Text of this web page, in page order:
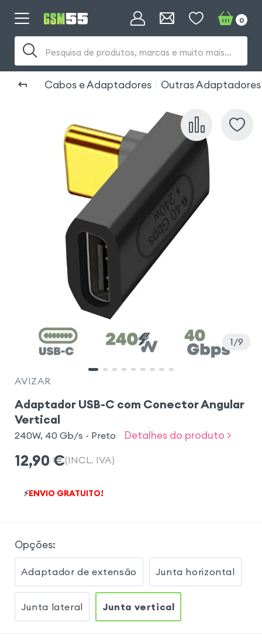
Pesquisa de produtos, marcas e muito mais...
0
Cabos e Adaptadores Outras Adaptadores
1 9
AVIZAR
Adaptador USB-C com Conector Angular
Vertical
240W, 40 Gb/s - Preto Detalhes do produto >
12,90 €(INCL. IVA)
⚡ENVIO GRATUITO!
Opções:
Adaptador de extensão Junta horizontal
Junta lateral Junta vertical